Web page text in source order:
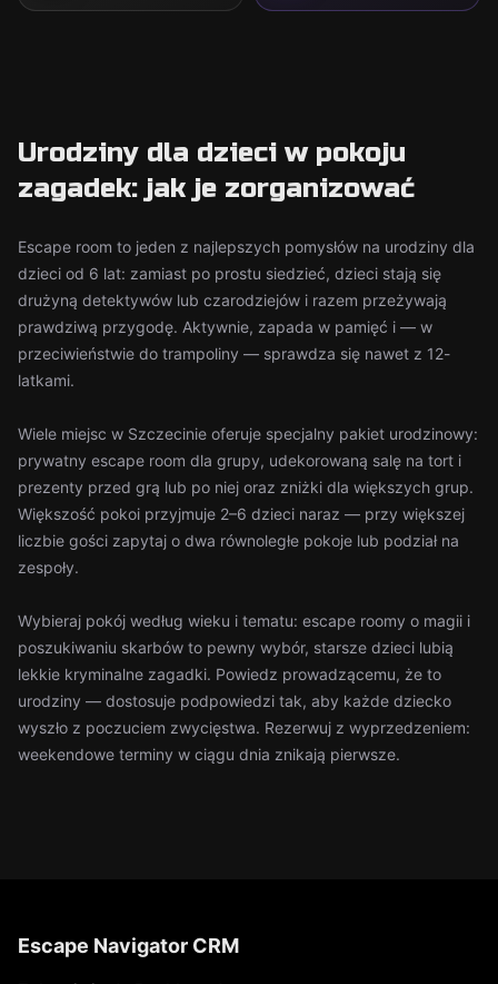
Urodziny dla dzieci w pokoju
zagadek: jak je zorganizować
Escape room to jeden z najlepszych pomysłów na urodziny dla
dzieci od 6 lat: zamiast po prostu siedzieć, dzieci stają się
drużyną detektywów lub czarodziejów i razem przeżywają
prawdziwą przygodę. Aktywnie, zapada w pamięć i — w
przeciwieństwie do trampoliny — sprawdza się nawet z 12-
latkami.
Wiele miejsc w Szczecinie oferuje specjalny pakiet urodzinowy:
prywatny escape room dla grupy, udekorowaną salę na tort i
prezenty przed grą lub po niej oraz zniżki dla większych grup.
Większość pokoi przyjmuje 2–6 dzieci naraz — przy większej
liczbie gości zapytaj o dwa równoległe pokoje lub podział na
zespoły.
Wybieraj pokój według wieku i tematu: escape roomy o magii i
poszukiwaniu skarbów to pewny wybór, starsze dzieci lubią
lekkie kryminalne zagadki. Powiedz prowadzącemu, że to
urodziny — dostosuje podpowiedzi tak, aby każde dziecko
wyszło z poczuciem zwycięstwa. Rezerwuj z wyprzedzeniem:
weekendowe terminy w ciągu dnia znikają pierwsze.
Escape Navigator CRM